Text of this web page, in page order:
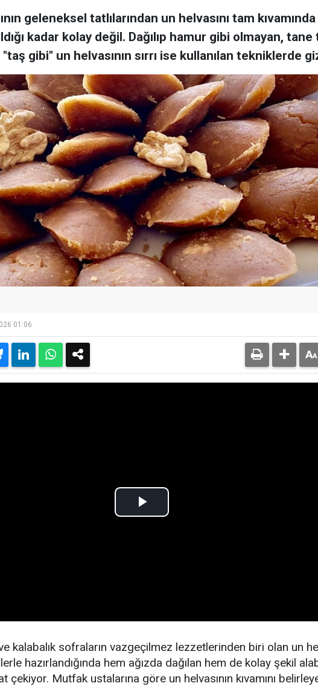
geleneksel tatlılarından un helvasını tam kıvamında
kadar kolay değil. Dağılıp hamur gibi olmayan, tane
gibi" un helvasının sırrı ise kullanılan tekniklerde
01:06
kalabalık sofraların vazgeçilmez lezzetlerinden biri olan un
hazırlandığında hem ağızda dağılan hem de kolay şekil
çekiyor. Mutfak ustalarına göre un helvasının kıvamını